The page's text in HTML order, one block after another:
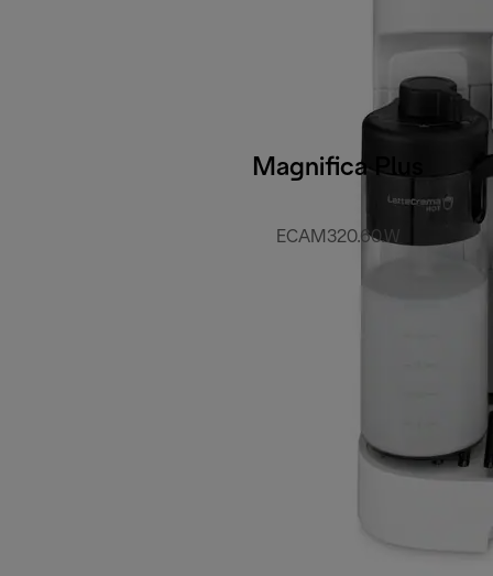
Magnifica Plus
ECAM320.60.W